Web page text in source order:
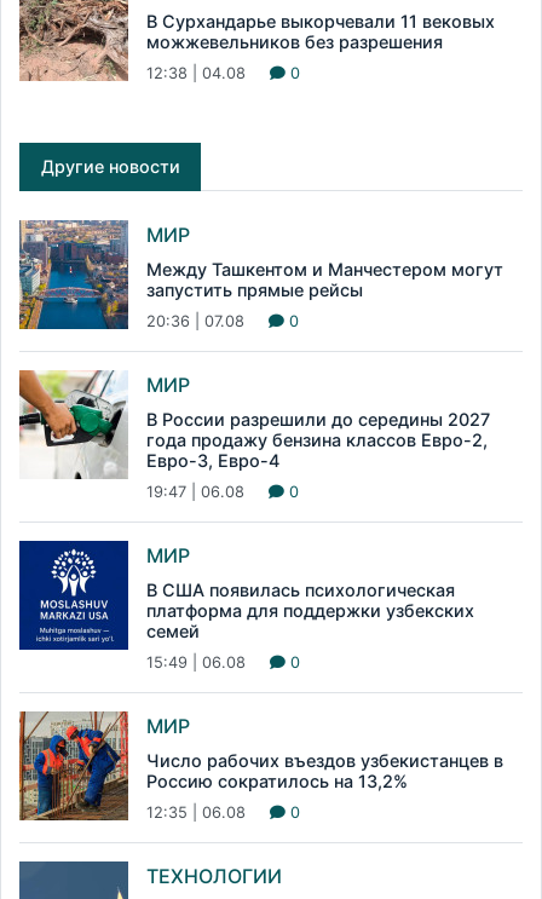
В Сурхандарье выкорчевали 11 вековых
можжевельников без разрешения
12:38 | 04.08 0
Другие новости
МИР
Между Ташкентом и Манчестером могут
запустить прямые рейсы
20:36 | 07.08 0
МИР
В России разрешили до середины 2027
года продажу бензина классов Евро-2,
Евро-3, Евро-4
19:47 | 06.08 0
МИР
В США появилась психологическая
платформа для поддержки узбекских
семей
15:49 | 06.08 0
МИР
Число рабочих въездов узбекистанцев в
Россию сократилось на 13,2%
12:35 | 06.08 0
ТЕХНОЛОГИИ